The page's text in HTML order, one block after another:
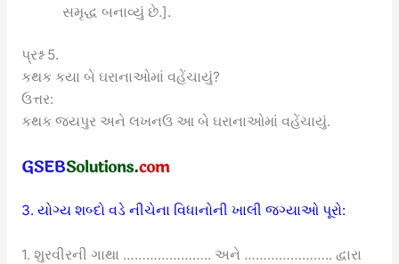
સમૃદ્ધ બનાવ્યું છે.].
પ્રશ્ન 5.
કથક કયા બે ઘરાનાઓમાં વહેંચાયું?
ઉત્તર:
કથક જયપુર અને લખનઉ આ બે ઘરાનાઓમાં વહેંચાયું.
3. યોગ્ય શબ્દો વડે નીચેના વિધાનોની ખાલી જગ્યાઓ પૂરો:
1. શુરવીરની ગાથા ………………….. અને ………………….. દ્વારા